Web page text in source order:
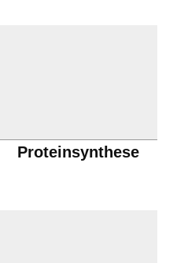
Proteinsynthese